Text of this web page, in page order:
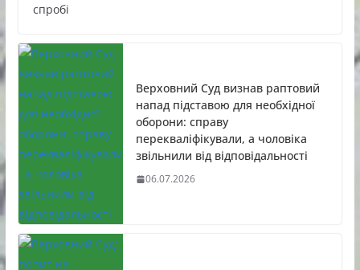
спробі
Верховний Суд визнав раптовий
напад підставою для необхідної
оборони: справу
перекваліфікували, а чоловіка
звільнили від відповідальності
06.07.2026